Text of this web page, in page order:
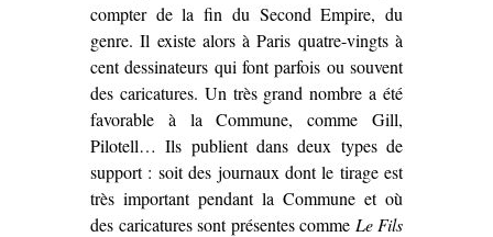
compter de la fin du Second Empire, du
genre. Il existe alors à Paris quatre-vingts à
cent dessinateurs qui font parfois ou souvent
des caricatures. Un très grand nombre a été
favorable à la Commune, comme Gill,
Pilotell… Ils publient dans deux types de
support : soit des journaux dont le tirage est
très important pendant la Commune et où
des caricatures sont présentes comme Le Fils